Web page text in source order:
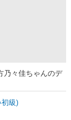
乃々佳ちゃんのデ
級)